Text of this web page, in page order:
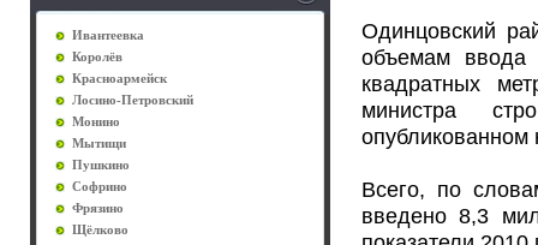
Ивантеевка
Королёв
Красноармейск
Лосино-Петровский
Монино
Мытищи
Пушкино
Софрино
Фрязино
Щёлково
Одинцовский
объемам
квадратных
министра
опубликованном
Всего, по
введено 8,3